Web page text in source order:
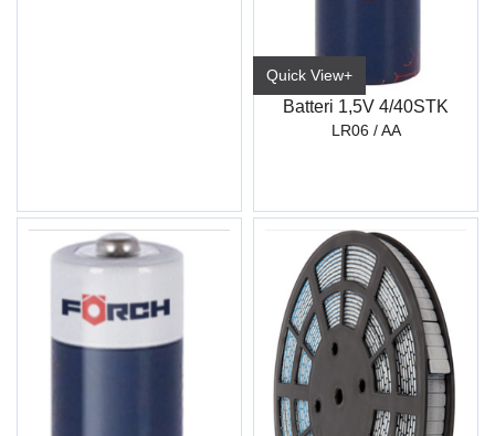
Quick View+
Batteri 1,5V 4/40STK
LR06 / AA